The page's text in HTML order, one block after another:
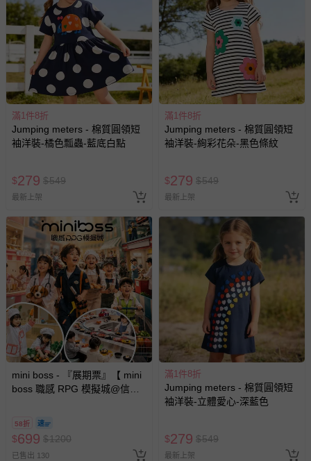
滿1件8折
Jumping meters - 棉質圓領短
袖洋裝-橘色瓢蟲-藍底白點
$279 $549
最新上架
滿1件8折
Jumping meters - 棉質圓領短
袖洋裝-絢彩花朵-黑色條紋
$279 $549
最新上架
mini boss - 『展期票』【 mini
boss 職感 RPG 模擬城@信義
券，於展期現場憑訂單編號兌
換，依現場梯次安排入場，逾
期作廢) (兒童票(2歲以上)贈一
名陪伴成人)
58折
$699 $1200
已售出 130
滿1件8折
Jumping meters - 棉質圓領短
袖洋裝-立體愛心-深藍色
$279 $549
最新上架